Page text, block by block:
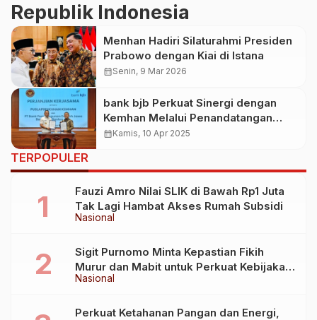
Republik Indonesia
Menhan Hadiri Silaturahmi Presiden
Prabowo dengan Kiai di Istana
calendar_monthSenin, 9 Mar 2026
bank bjb Perkuat Sinergi dengan
Kemhan Melalui Penandatangan
Nota Kesepahaman Mengenai Jasa
calendar_monthKamis, 10 Apr 2025
TERPOPULER
Nasional
Fauzi Amro Nilai SLIK di Bawah Rp1 Juta
Tak Lagi Hambat Akses Rumah Subsidi
Nasional
Sigit Purnomo Minta Kepastian Fikih
Murur dan Mabit untuk Perkuat Kebijakan
Haji
Perkuat Ketahanan Pangan dan Energi,